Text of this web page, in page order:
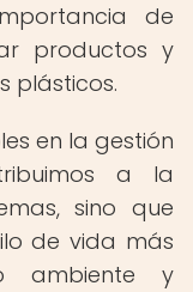
de
productos y
plásticos.
en la gestión
a la
sino que
de vida más
ambiente y